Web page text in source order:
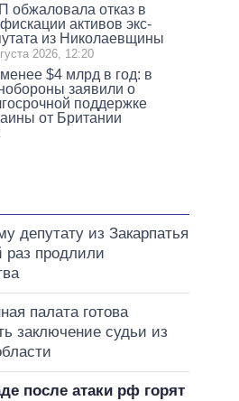
обжаловала отказ в
активов экс-
из Николаевщины
2026, 12:20
$4 млрд в год: в
заявили о
поддержке
от Британии
депутату из Закарпатья
раз продлили
палата готова
заключение судьи из
после атаки рф горят